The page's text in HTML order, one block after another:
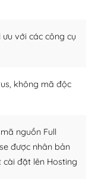
cộng đồng
mạng và tìm
hỗ trợ bạn
ưu với các công cụ
không mã độc
nguồn Full
được nhân bản
đặt lên Hosting